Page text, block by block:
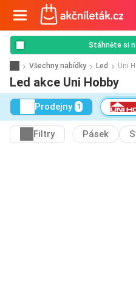
Stáhněte si
Všechny nabídky Led Uni
Led akce Uni Hobby
Prodejny 1
Filtry Pásek